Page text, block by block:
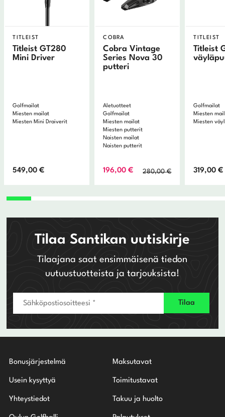
TITLEIST
Titleist GT280
Mini Driver
Golfmailat
Miesten mailat
Miesten Mini Draiverit
549,00€
COBRA
Cobra Vintage
Series Nova 30
putteri
Aletuotteet
Golfmailat
Miesten mailat
Miesten putterit
Naisten mailat
Naisten putterit
280,00€Alkuperäinen
196,00€
Nykyinen
TITLEIST
Titleist
Golfmailat
Miesten
Miesten
319,00€
Tilaa Santikan uutiskirje
Tilaajana saat ensimmäisenä tiedon
uutuustuotteista ja tarjouksista!
Bonusjärjestelmä
Usein kysyttyä
Yhteystiedot
Maksutavat
Toimitustavat
Takuu ja huolto